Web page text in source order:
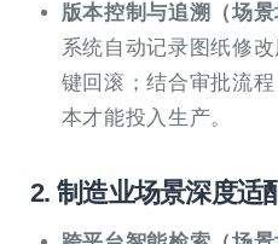
版本控制与追溯（场景
系统自动记录图纸修
键回滚；结合审批流
本才能投入生产。
2. 制造业场景深度适